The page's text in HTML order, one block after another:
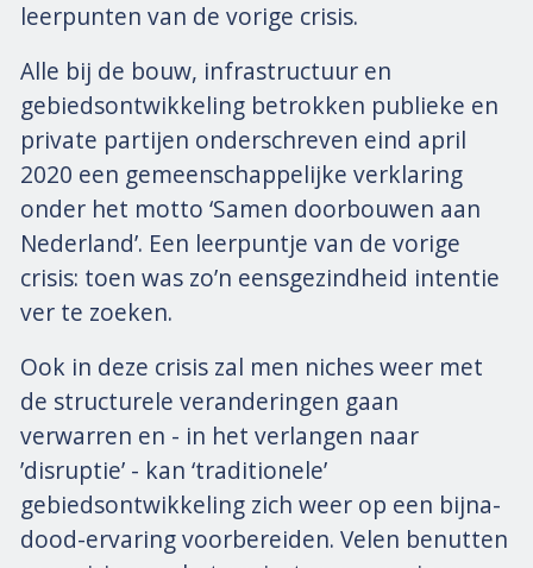
leerpunten van de vorige crisis.
Alle bij de bouw, infrastructuur en
gebiedsontwikkeling betrokken publieke en
private partijen onderschreven eind april
2020 een gemeenschappelijke verklaring
onder het motto ‘Samen doorbouwen aan
Nederland’. Een leerpuntje van de vorige
crisis: toen was zo’n eensgezindheid intentie
ver te zoeken.
Ook in deze crisis zal men niches weer met
de structurele veranderingen gaan
verwarren en - in het verlangen naar
’disruptie’ - kan ‘traditionele’
gebiedsontwikkeling zich weer op een bijna-
dood-ervaring voorbereiden. Velen benutten